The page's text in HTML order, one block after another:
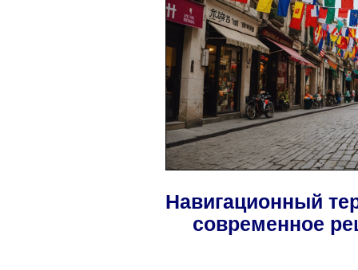
Навигационный
современное